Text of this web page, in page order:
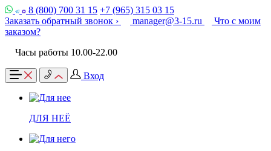
8 (800) 700 31 15 +7 (965) 315 03 15
Заказать обратный звонок ›
manager@3-15.ru
Что с моим
заказом?
Часы работы 10.00-22.00
Вход
ДЛЯ НЕЁ